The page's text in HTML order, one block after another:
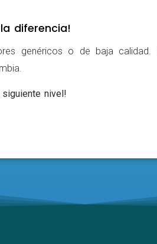
diferencia!
genéricos o de baja
nivel!